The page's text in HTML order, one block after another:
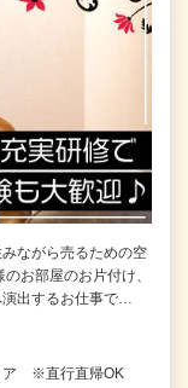
ながら売るための空
お部屋のお片付け、
出するお仕事で…
ア ※直行直帰OK